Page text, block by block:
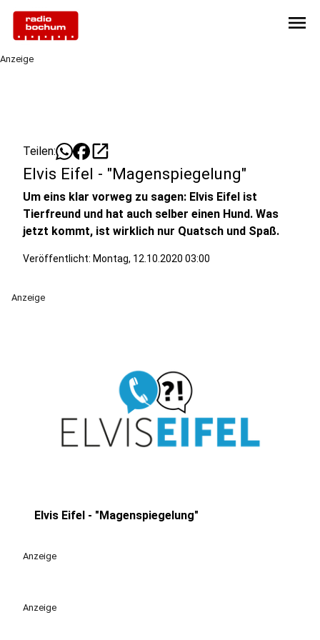
menu
Anzeige
Teilen: open_in_new
Elvis Eifel - "Magenspiegelung"
Um eins klar vorweg zu sagen: Elvis Eifel ist
Tierfreund und hat auch selber einen Hund. Was
jetzt kommt, ist wirklich nur Quatsch und Spaß.
Veröffentlicht: Montag, 12.10.2020 03:00
Anzeige
Elvis Eifel - "Magenspiegelung"
Anzeige
Anzeige